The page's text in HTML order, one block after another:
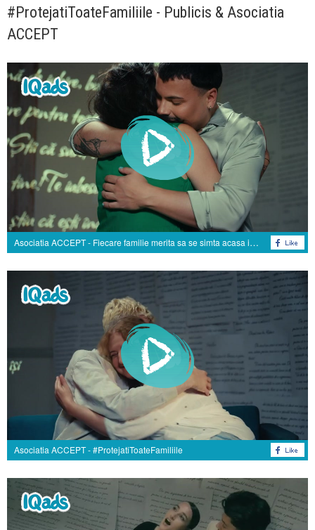
#ProtejatiToateFamiliile - Publicis & Asociatia
ACCEPT
Asociatia ACCEPT - Fiecare familie merita sa se simta acasa in Romania
Asociatia ACCEPT - #ProtejatiToateFamiliile